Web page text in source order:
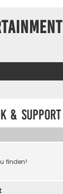
& Support
finden!